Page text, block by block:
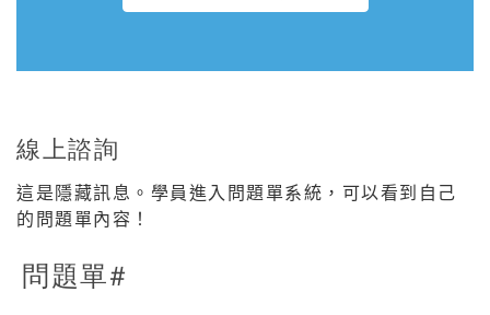
線上諮詢
這是隱藏訊息。學員進入問題單系統，可以看到自己
的問題單內容！
問題單#